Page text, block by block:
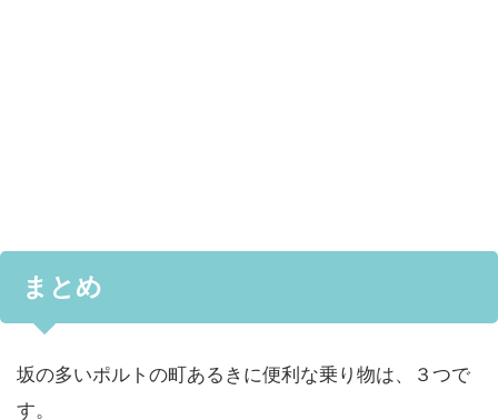
まとめ
坂の多いポルトの町あるきに便利な乗り物は、３つで
す。